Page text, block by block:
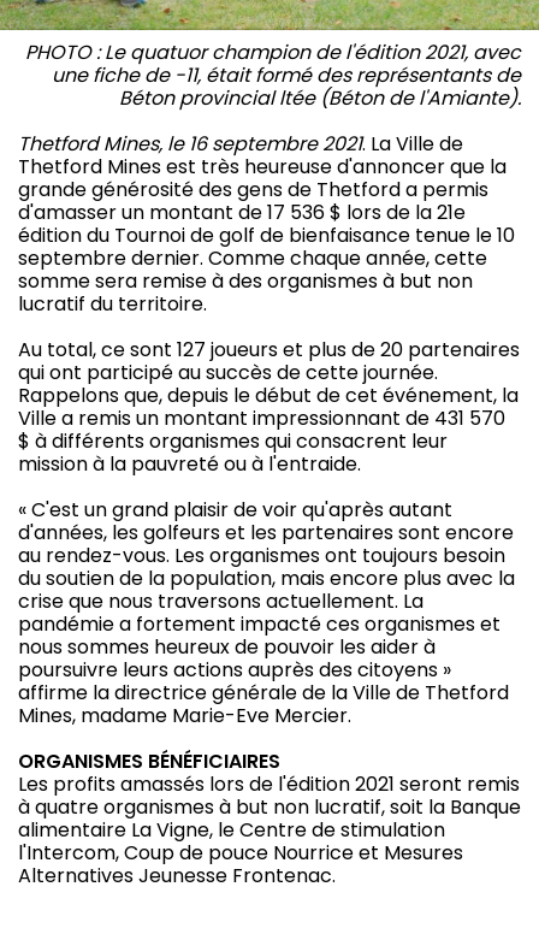
PHOTO : Le quatuor champion de l'édition 2021, avec
une fiche de -11, était formé des représentants de
Béton provincial ltée (Béton de l'Amiante).
Thetford Mines, le 16 septembre 2021. La Ville de
Thetford Mines est très heureuse d'annoncer que la
grande générosité des gens de Thetford a permis
d'amasser un montant de 17 536 $ lors de la 21e
édition du Tournoi de golf de bienfaisance tenue le 10
septembre dernier. Comme chaque année, cette
somme sera remise à des organismes à but non
lucratif du territoire.
Au total, ce sont 127 joueurs et plus de 20 partenaires
qui ont participé au succès de cette journée.
Rappelons que, depuis le début de cet événement, la
Ville a remis un montant impressionnant de 431 570
$ à différents organismes qui consacrent leur
mission à la pauvreté ou à l'entraide.
« C'est un grand plaisir de voir qu'après autant
d'années, les golfeurs et les partenaires sont encore
au rendez-vous. Les organismes ont toujours besoin
du soutien de la population, mais encore plus avec la
crise que nous traversons actuellement. La
pandémie a fortement impacté ces organismes et
nous sommes heureux de pouvoir les aider à
poursuivre leurs actions auprès des citoyens »
affirme la directrice générale de la Ville de Thetford
Mines, madame Marie-Eve Mercier.
ORGANISMES BÉNÉFICIAIRES
Les profits amassés lors de l'édition 2021 seront remis
à quatre organismes à but non lucratif, soit la Banque
alimentaire La Vigne, le Centre de stimulation
l'Intercom, Coup de pouce Nourrice et Mesures
Alternatives Jeunesse Frontenac.